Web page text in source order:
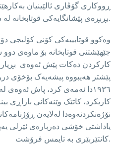
ڕووکاری گۆڤاری ئالێینیان
بڕبڕەی پێشانگایەکی قوتابخانە لە ساڵی ١٩٣٤دا ناوبرا.
وەکوو قوتابییەکی کۆنی کۆلیجی
جێهێشتنی قوتابخانە بۆ ماوەی
کارکردن دەکات پێش ئەوەی بڕیار
پێشتر هەیبووە پیشەیەک بۆخۆی
١٩٣٦دا ئەمەی کرد، پاش
کاریکرد، کاتێک وێنەکانی بازاڕی
نۆژەنکردنەوەدا لەلایەن
یاداشتی خۆشی دەربارەی ئێرلی
کانتێربێری بە تایمس فرۆشت.